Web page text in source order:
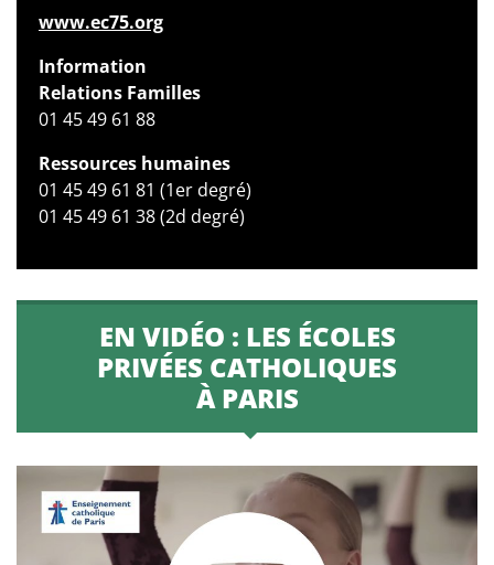
www.ec75.org
Information
Relations Familles
01 45 49 61 88
Ressources humaines
01 45 49 61 81 (1er degré)
01 45 49 61 38 (2d degré)
EN VIDÉO : LES ÉCOLES
PRIVÉES CATHOLIQUES
À PARIS